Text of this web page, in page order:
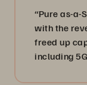
“Pure as-a-
with the
freed up
including